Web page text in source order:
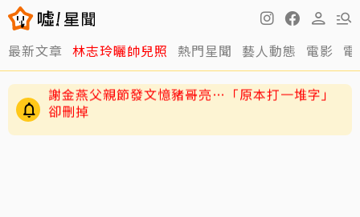
最新文章 林志玲曬帥兒照 熱門星聞 藝人動態 電影
練HYROX練到雙手全是繭！夏和熙拍戲不能拍特
寫